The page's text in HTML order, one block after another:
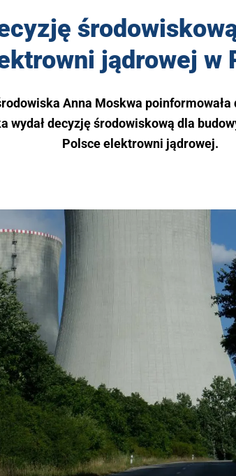
jądrowej w
Anna Moskwa poinformowała
wydał decyzję środowiskową dla
Polsce elektrowni jądrowej.